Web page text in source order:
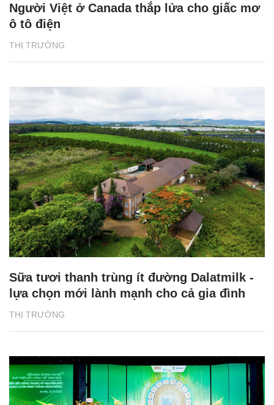
THỊ TRƯỜNG
Người Việt ở Canada thắp lửa cho giấc mơ
ô tô điện
THỊ TRƯỜNG
Sữa tươi thanh trùng ít đường Dalatmilk -
lựa chọn mới lành mạnh cho cả gia đình